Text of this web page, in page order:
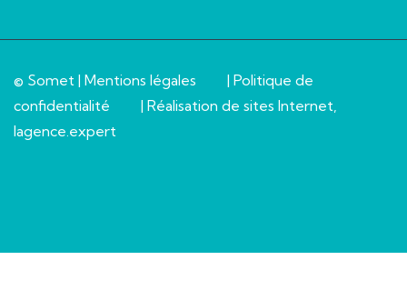
© Somet | Mentions légales | Politique de
confidentialité
| Réalisation de sites Internet,
lagence.expert